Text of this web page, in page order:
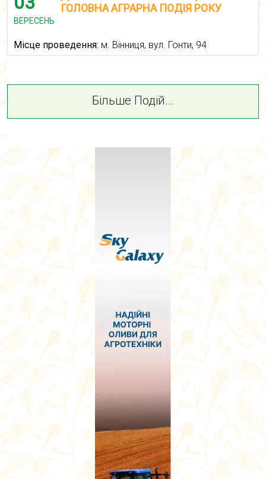
ВЕРЕСЕНЬ
ГОЛОВНА АГРАРНА ПОДІЯ РОКУ
Місце проведення: м. Вінниця, вул. Гонти, 94
Більше Подій...